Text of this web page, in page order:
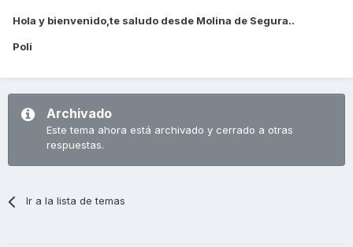
Hola y bienvenido,te saludo desde Molina de Segura..
Poli
Archivado
Este tema ahora está archivado y cerrado a otras
respuestas.
Ir a la lista de temas